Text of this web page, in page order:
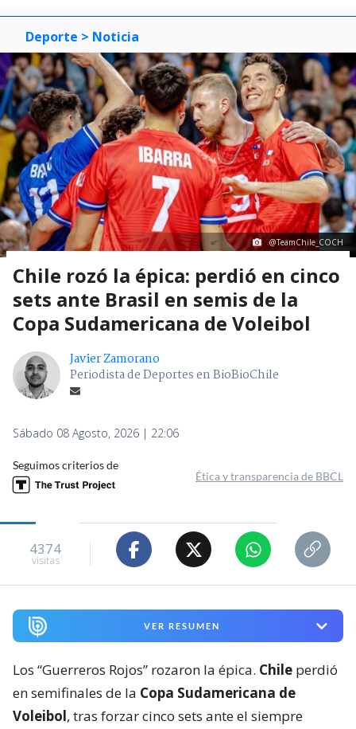
Deporte > Noticia
@TeamChile_COCH
Chile rozó la épica: perdió en cinco
sets ante Brasil en semis de la
Copa Sudamericana de Voleibol
Javier Zamorano
Periodista de Deportes en BioBioChile
Sábado 08 Agosto, 2026 | 22:06
Seguimos criterios de
Ética y transparencia de BBCL
4374
visitas
VER RESUMEN
Los “Guerreros Rojos” rozaron la épica. Chile perdió
en semifinales de la Copa Sudamericana de
Voleibol, tras forzar cinco sets ante el siempre